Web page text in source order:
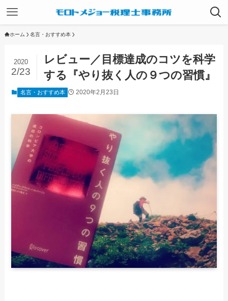
ホーム 名言・おすすめ本
レビュー／目標達成のコツを科学
する『やり抜く人の９つの習慣』
2020
2/23
名言・おすすめ本 2020年2月23日